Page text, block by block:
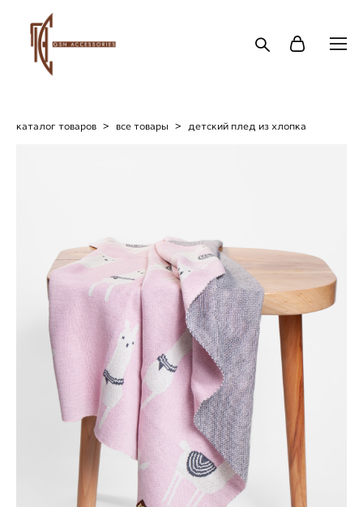
каталог товаров > все товары > детский плед из хлопка